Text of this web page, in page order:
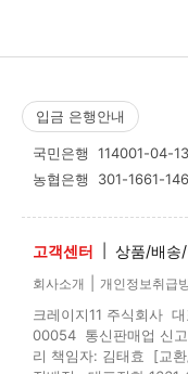
입금 은행안내
국민은행 114001-04-
농협은행 301-1661-
고객센터 상품/배송
회사소개 개인정보취급
크레이지11 주식회사
00054 통신판매업 신
리 책임자: 김태효 [교